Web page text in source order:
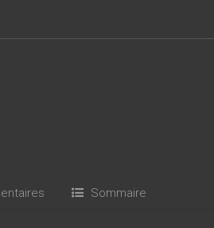
Sommaire